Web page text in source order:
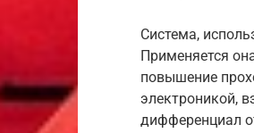
Система,
Применяется
повышение
электроникой,
дифференциал